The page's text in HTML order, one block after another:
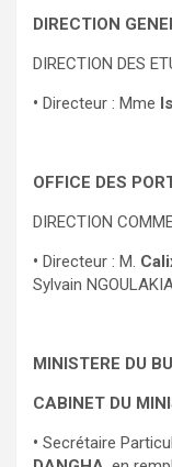
DIRECTION
DIRECTION DES
• Directeur : Mme
OFFICE DES
DIRECTION
• Directeur : M.
Sylvain
MINISTERE DU
CABINET DU
• Secrétaire